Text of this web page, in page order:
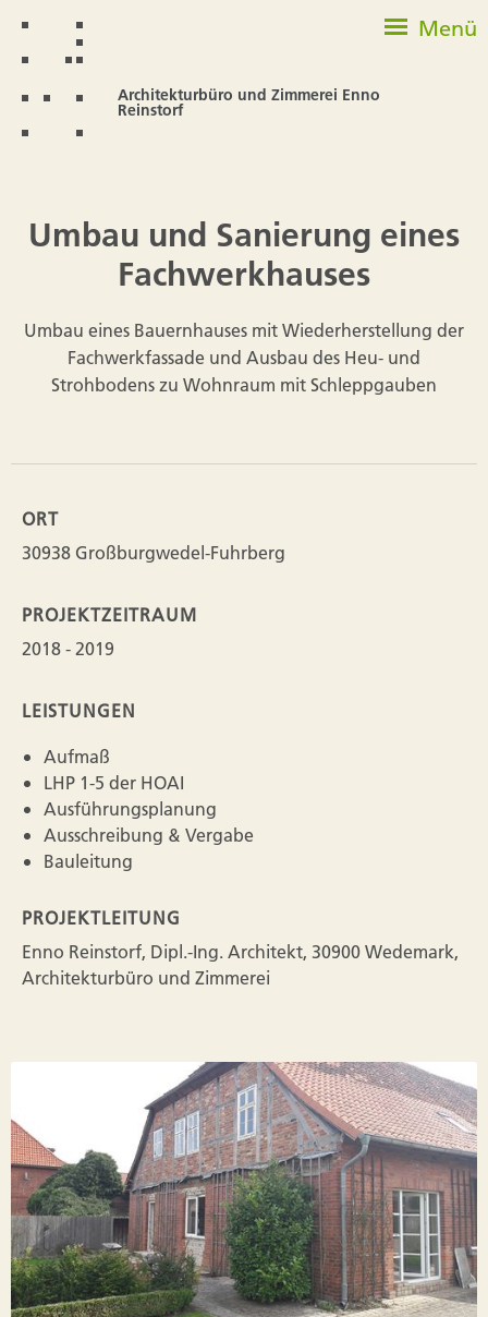
Architekturbüro und Zimmerei Enno
Reinstorf
Menü
Umbau und Sanierung eines
Fachwerkhauses
Umbau eines Bauernhauses mit Wiederherstellung der
Fachwerkfassade und Ausbau des Heu- und
Strohbodens zu Wohnraum mit Schleppgauben
ORT
30938 Großburgwedel-Fuhrberg
PROJEKTZEITRAUM
2018 - 2019
LEISTUNGEN
Aufmaß
LHP 1-5 der HOAI
Ausführungsplanung
Ausschreibung & Vergabe
Bauleitung
PROJEKTLEITUNG
Enno Reinstorf, Dipl.-Ing. Architekt, 30900 Wedemark,
Architekturbüro und Zimmerei